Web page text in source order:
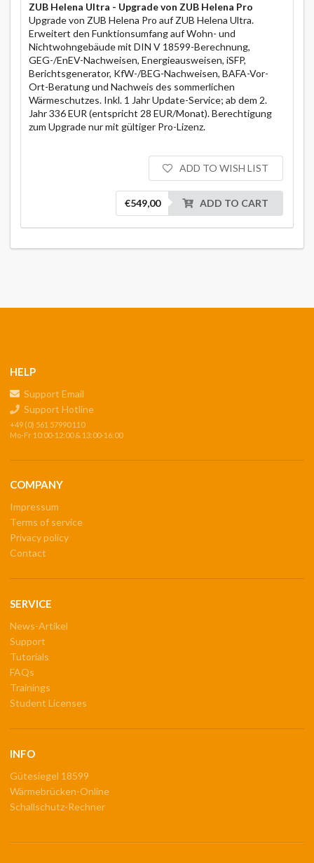
ZUB Helena Ultra - Upgrade von ZUB Helena Pro
Upgrade von ZUB Helena Pro auf ZUB Helena Ultra.
Erweitert den Funktionsumfang auf Wohn- und
Nichtwohngebäude mit DIN V 18599-Berechnung,
GEG-/EnEV-Nachweisen, Energieausweisen, iSFP,
Berichtsgenerator, KfW-/BEG-Nachweisen, BAFA-Vor-
Ort-Beratung und Nachweis des sommerlichen
Wärmeschutzes. Inkl. 1 Jahr Update-Service; ab dem 2.
Jahr 336 EUR (entspricht 28 EUR/Monat). Berechtigung
zum Upgrade nur mit gültiger Pro-Lizenz.
ADD TO WISH LIST
€549,00 ADD TO CART
HELP
Support Email
Support Hotline
+49 (0) 561 57990 110
Mo-Fr 10:00-12:00 & 13:00-16:00
COMPANY
Impressum
Terms of service
Privacy policy
Contact
SERVICE
News-Artikel
Support
Tutorials
FAQs
Trainings
Student Licenses
INFO
Gütesiegel 18599
Wärmebrücken-Online
Schallschutz-Rechner